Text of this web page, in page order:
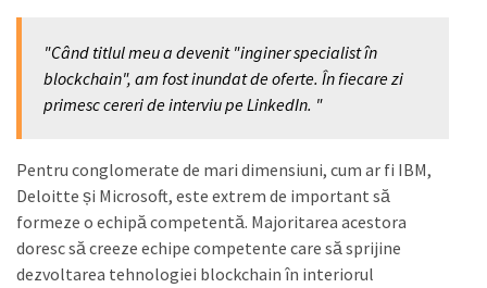
"Când titlul meu a devenit "inginer specialist în
blockchain", am fost inundat de oferte. În fiecare zi
primesc cereri de interviu pe LinkedIn. "
Pentru conglomerate de mari dimensiuni, cum ar fi IBM,
Deloitte și Microsoft, este extrem de important să
formeze o echipă competentă. Majoritarea acestora
doresc să creeze echipe competente care să sprijine
dezvoltarea tehnologiei blockchain în interiorul